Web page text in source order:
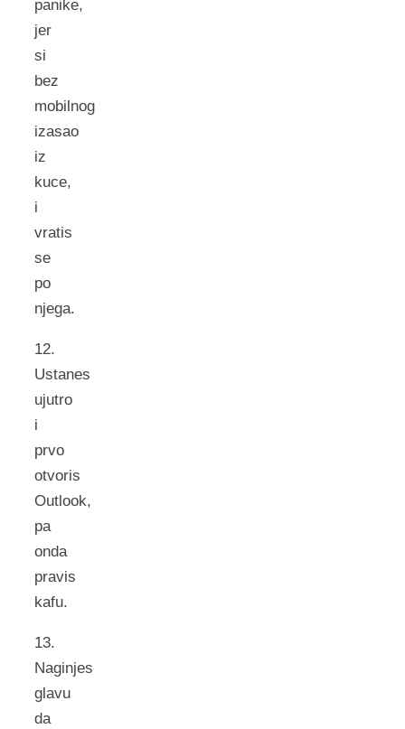
panike,
jer
si
bez
mobilnog
izasao
iz
kuce,
i
vratis
se
po
njega.
12.
Ustanes
ujutro
i
prvo
otvoris
Outlook,
pa
onda
pravis
kafu.
13.
Naginjes
glavu
da